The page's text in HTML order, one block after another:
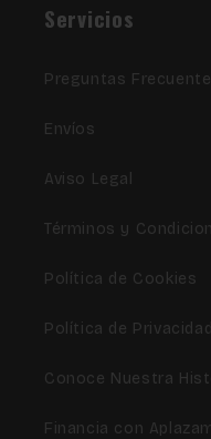
Servicios
Preguntas
Envíos
Aviso Legal
Términos y
Política de Cookies
Política de Privacidad
Conoce Nuestra
Financia con